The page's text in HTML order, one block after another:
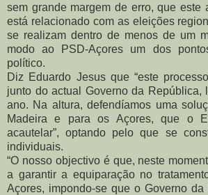
sem grande margem de erro, que este
está relacionado com as eleições
se realizam dentro de menos de um
modo ao PSD-Açores um dos
político.
Diz Eduardo Jesus que “este
junto do actual Governo da República,
ano. Na altura, defendíamos uma
Madeira e para os Açores, que o
acautelar”, optando pelo que se
individuais.
“O nosso objectivo é que, neste
a garantir a equiparação no
Açores, impondo-se que o Governo da